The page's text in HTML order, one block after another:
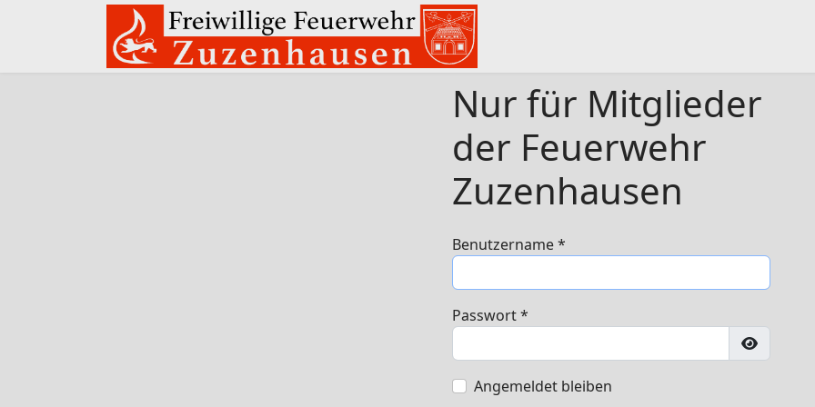
Nur für Mitglieder
der Feuerwehr
Zuzenhausen
Benutzername*
Passwort*
Passwort
Angemeldet bleiben